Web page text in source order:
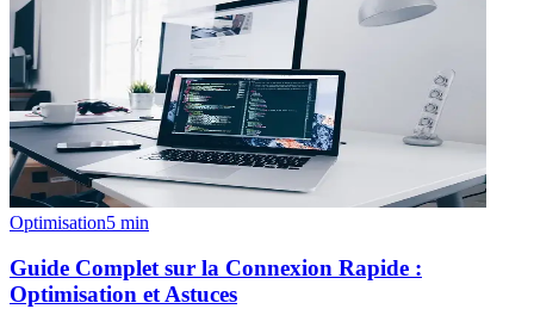
Optimisation5 min
Guide Complet sur la Connexion Rapide :
Optimisation et Astuces